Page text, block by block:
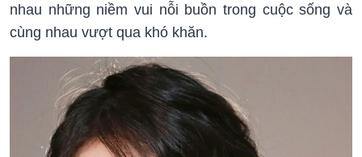
nhau những niềm vui nỗi buồn trong cuộc sống và
cùng nhau vượt qua khó khăn.